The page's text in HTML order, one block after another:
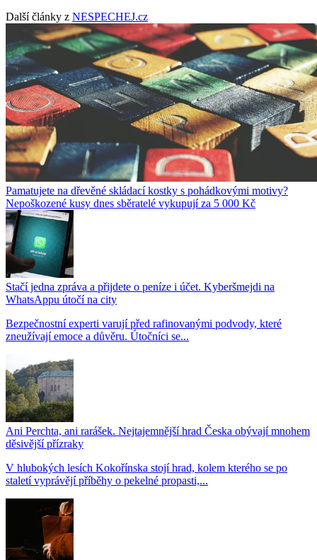
Další články z NESPECHEJ.cz
Pamatujete na dřevěné skládací kostky s pohádkovými motivy?
Nepoškozené kusy dnes sběratelé vykupují za 5 000 Kč
Stačí jedna zpráva a přijdete o peníze i účet. Kyberšmejdi na
WhatsAppu útočí na city
Bezpečnostní experti varují před rafinovanými podvody, které
zneužívají emoce a důvěru. Útočníci se...
Ani Perchta, ani rarášek. Nejtajemnější hrad Česka obývají mnohem
děsivější přízraky
V hlubokých lesích Kokořínska stojí hrad, kolem kterého se po
staletí vyprávějí příběhy o pekelné propasti,...